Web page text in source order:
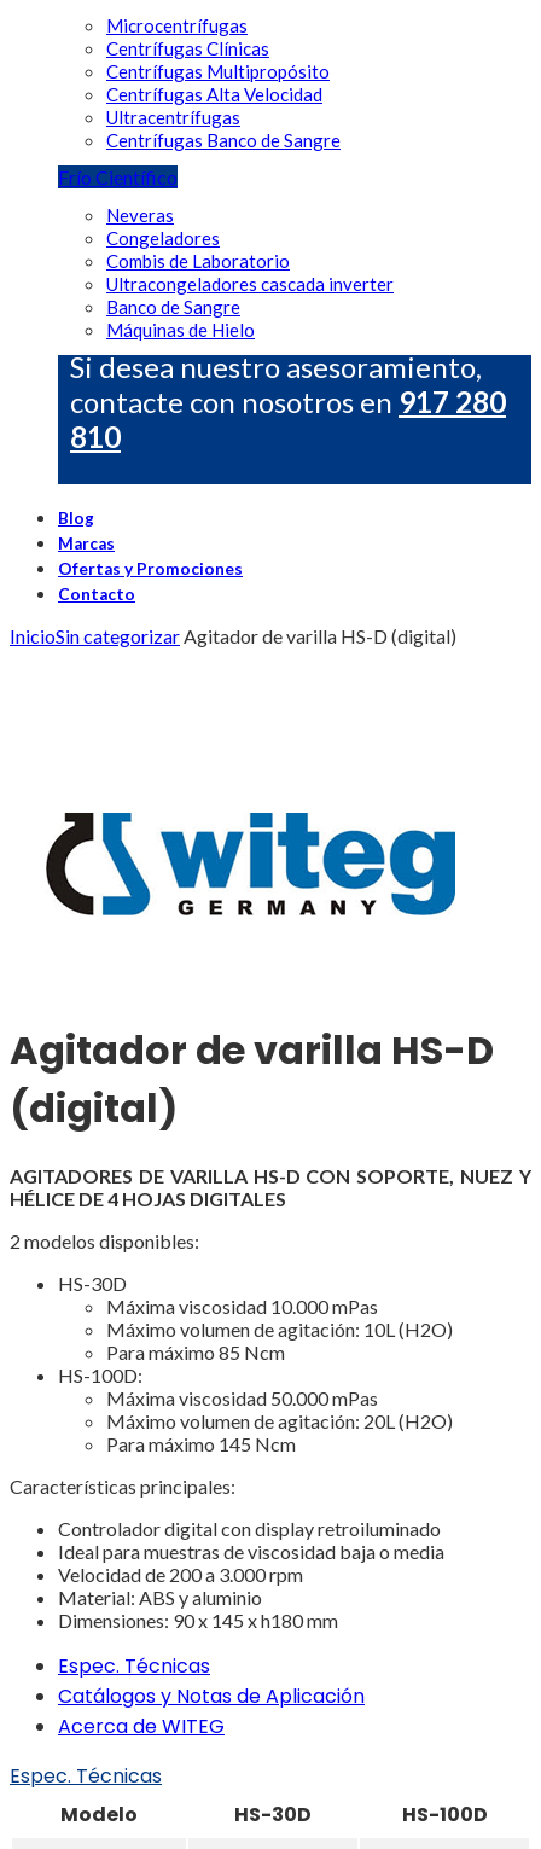
Microcentrífugas
Centrífugas Clínicas
Centrífugas Multipropósito
Centrífugas Alta Velocidad
Ultracentrífugas
Centrífugas Banco de Sangre
Frío Científico
Neveras
Congeladores
Combis de Laboratorio
Ultracongeladores cascada inverter
Banco de Sangre
Máquinas de Hielo
Si desea nuestro asesoramiento,
contacte con nosotros en 917 280
810
Blog
Marcas
Ofertas y Promociones
Contacto
InicioSin categorizarAgitador de varilla HS-D (digital)
Agitador de varilla HS-D
(digital)
AGITADORES DE VARILLA HS-D CON SOPORTE, NUEZ Y
HÉLICE DE 4 HOJAS DIGITALES
2 modelos disponibles:
HS-30D
Máxima viscosidad 10.000 mPas
Máximo volumen de agitación: 10L (H2O)
Para máximo 85 Ncm
HS-100D:
Máxima viscosidad 50.000 mPas
Máximo volumen de agitación: 20L (H2O)
Para máximo 145 Ncm
Características principales:
Controlador digital con display retroiluminado
Ideal para muestras de viscosidad baja o media
Velocidad de 200 a 3.000 rpm
Material: ABS y aluminio
Dimensiones: 90 x 145 x h180 mm
Espec. Técnicas
Catálogos y Notas de Aplicación
Acerca de WITEG
Espec. Técnicas
Modelo
HS-30D HS-100D